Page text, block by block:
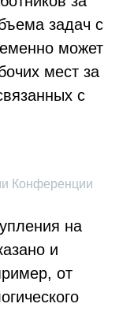
задач с
может
мест за
с
Конференции
на
и
от